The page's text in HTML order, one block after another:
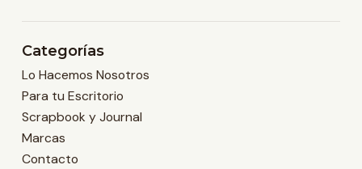
Categorías
Lo Hacemos Nosotros
Para tu Escritorio
Scrapbook y Journal
Marcas
Contacto